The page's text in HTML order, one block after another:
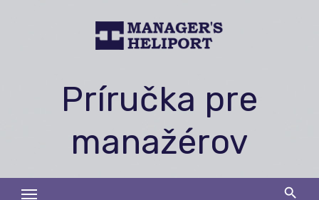
Príručka pre
manažérov